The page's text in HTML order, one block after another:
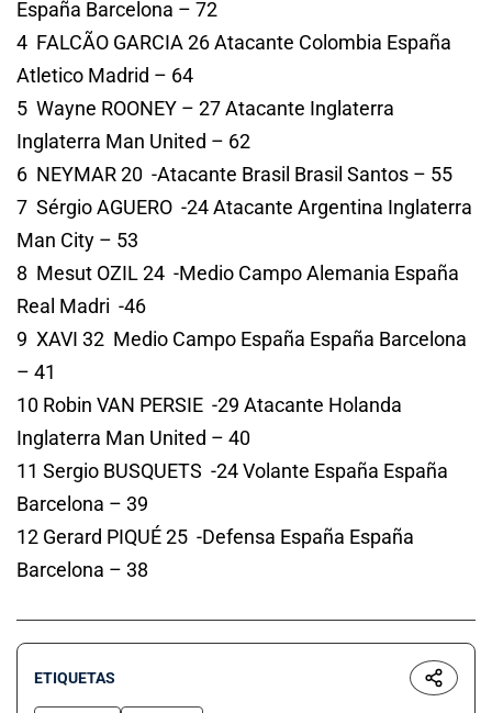
España Barcelona – 72
4 FALCÃO GARCIA 26 Atacante Colombia España
Atletico Madrid – 64
5 Wayne ROONEY – 27 Atacante Inglaterra
Inglaterra Man United – 62
6 NEYMAR 20 -Atacante Brasil Brasil Santos – 55
7 Sérgio AGUERO -24 Atacante Argentina Inglaterra
Man City – 53
8 Mesut OZIL 24 -Medio Campo Alemania España
Real Madri -46
9 XAVI 32 Medio Campo España España Barcelona
– 41
10 Robin VAN PERSIE -29 Atacante Holanda
Inglaterra Man United – 40
11 Sergio BUSQUETS -24 Volante España España
Barcelona – 39
12 Gerard PIQUÉ 25 -Defensa España España
Barcelona – 38
ETIQUETAS